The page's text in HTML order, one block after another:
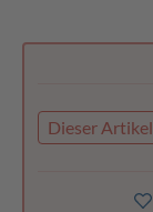
Dieser